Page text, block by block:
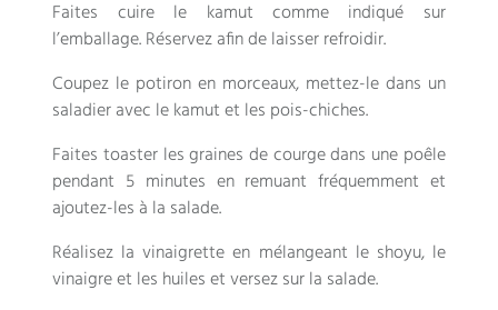
Faites cuire le kamut comme indiqué sur
l’emballage. Réservez afin de laisser refroidir.
Coupez le potiron en morceaux, mettez-le dans un
saladier avec le kamut et les pois-chiches.
Faites toaster les graines de courge dans une poêle
pendant 5 minutes en remuant fréquemment et
ajoutez-les à la salade.
Réalisez la vinaigrette en mélangeant le shoyu, le
vinaigre et les huiles et versez sur la salade.